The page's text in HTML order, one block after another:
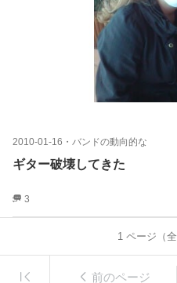
2010-01-16 ・ バンドの動向的な
ギター破壊してきた
3
1 ページ（全
前のページ